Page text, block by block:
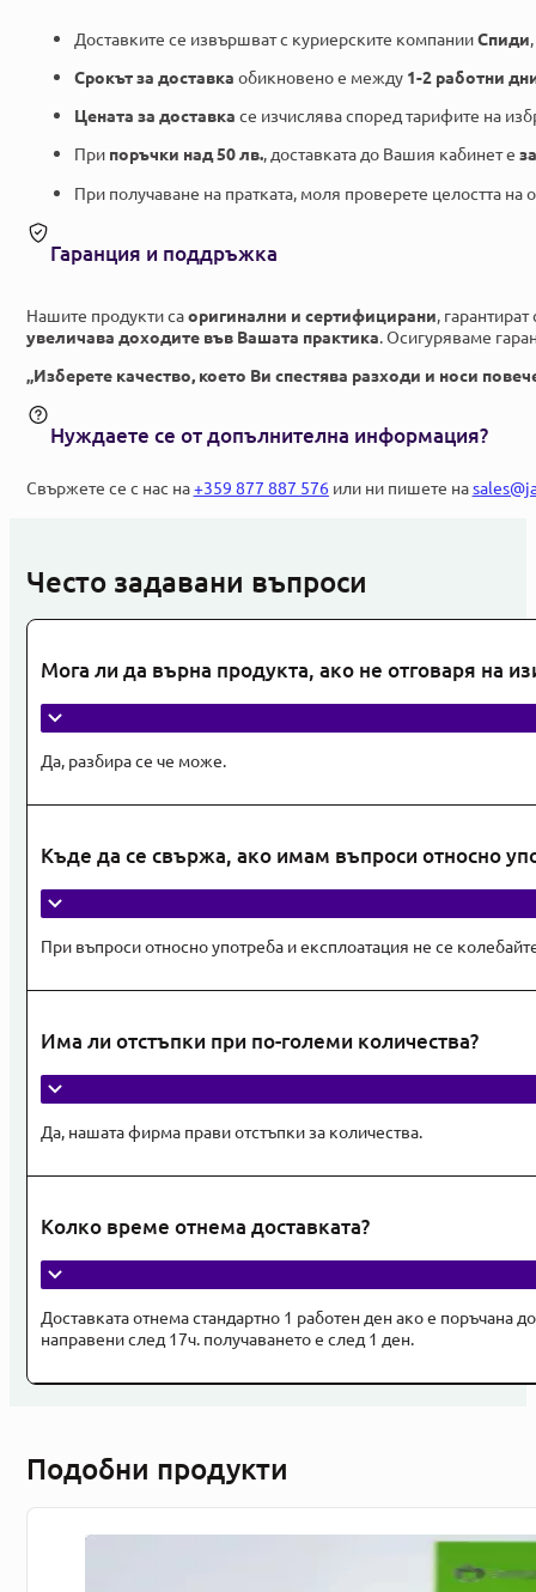
Доставките се извършват с куриерските компанииСпиди,
Срокът за доставка обикновено е между 1-2 работни
Цената за доставка се изчислява според тарифите на
При поръчки над 50 лв., доставката до Вашия кабинет е
При получаване на пратката, моля проверете целостта на
Гаранция и поддръжка
Нашите продукти саоригинални и сертифицирани,
увеличава доходите във Вашата практика. Осигуряваме
„Изберете качество, което Ви спестява разходи и носи
Нуждаете се от допълнителна информация?
Свържете се с нас на+359 877 887 576или ни пишете на
Често задавани въпроси
Мога ли да върна продукта, ако не отговаря на
Да, разбира се че може.
Къде да се свържа, ако имам въпроси относно
При въпроси относно употреба и експлоатация не се
Има ли отстъпки при по-големи количества?
Да, нашата фирма прави отстъпки за количества.
Колко време отнема доставката?
Доставката отнема стандартно 1 работен ден ако е поръчана
направени след 17ч. получаването е след 1 ден.
Подобни продукти